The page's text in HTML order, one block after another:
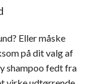
Eller måske
på dit valg af
shampoo fedt fra